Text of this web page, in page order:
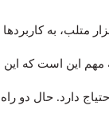
متلب، به
مهم این است که این
دارد. حال دو